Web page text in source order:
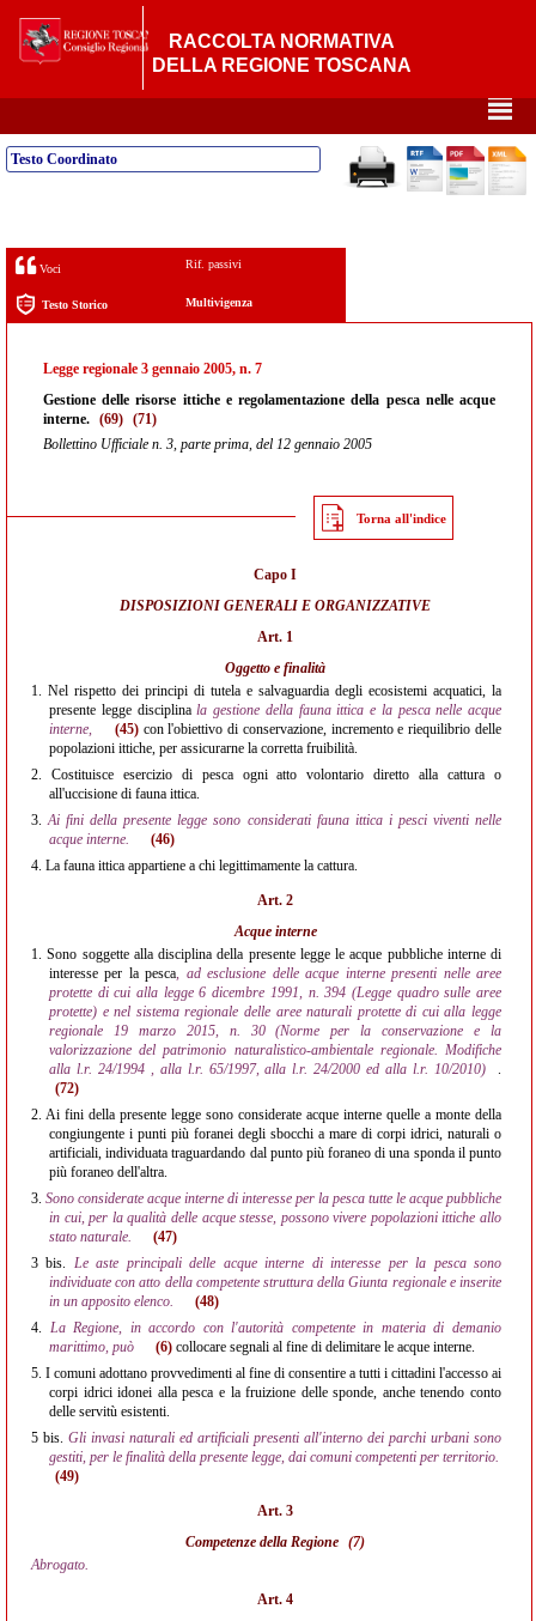
RACCOLTA NORMATIVA
DELLA REGIONE TOSCANA
²
Testo Coordinato
Voci Rif. passivi
Testo Storico Multivigenza
Legge regionale 3 gennaio 2005, n. 7
Gestione delle risorse ittiche e regolamentazione della pesca nelle acque
interne. (69) (71)
Bollettino Ufficiale n. 3, parte prima, del 12 gennaio 2005
Torna all'indice
Capo I
DISPOSIZIONI GENERALI E ORGANIZZATIVE
Art. 1
Oggetto e finalità
1. Nel rispetto dei principi di tutela e salvaguardia degli ecosistemi acquatici, la
presente legge disciplinala gestione della fauna ittica e la pesca nelle acque
interne,
(45)con l'obiettivo di conservazione, incremento e riequilibrio delle
popolazioni ittiche, per assicurarne la corretta fruibilità.
2. Costituisce esercizio di pesca ogni atto volontario diretto alla cattura o
all'uccisione di fauna ittica.
3.Ai fini della presente legge sono considerati fauna ittica i pesci viventi nelle
acque interne.
(46)
4. La fauna ittica appartiene a chi legittimamente la cattura.
Art. 2
Acque interne
1.Sono soggette alla disciplina della presente legge le acque pubbliche interne di
interesse per la pesca, ad esclusione delle acque interne presenti nelle aree
protette di cui alla legge 6 dicembre 1991, n. 394 (Legge quadro sulle aree
protette) e nel sistema regionale delle aree naturali protette di cui alla legge
regionale 19 marzo 2015, n. 30 (Norme per la conservazione e la
valorizzazione del patrimonio naturalistico-ambientale regionale. Modifiche
alla l.r. 24/1994 , alla l.r. 65/1997, alla l.r. 24/2000 ed alla l.r. 10/2010)
.
(72)
2. Ai fini della presente legge sono considerate acque interne quelle a monte della
congiungente i punti più foranei degli sbocchi a mare di corpi idrici, naturali o
artificiali, individuata traguardando dal punto più foraneo di una sponda il punto
più foraneo dell'altra.
3. Sono considerate acque interne di interesse per la pesca tutte le acque pubbliche
in cui, per la qualità delle acque stesse, possono vivere popolazioni ittiche allo
stato naturale.
(47)
3 bis. Le aste principali delle acque interne di interesse per la pesca sono
individuate con atto della competente struttura della Giunta regionale e inserite
in un apposito elenco.
(48)
4. La Regione, in accordo con l'autorità competente in materia di demanio
marittimo, può
(6) collocare segnali al fine di delimitare le acque interne.
5. I comuni adottano provvedimenti al fine di consentire a tutti i cittadini l'accesso ai
corpi idrici idonei alla pesca e la fruizione delle sponde, anche tenendo conto
delle servitù esistenti.
5 bis. Gli invasi naturali ed artificiali presenti all'interno dei parchi urbani sono
gestiti, per le finalità della presente legge, dai comuni competenti per territorio.
(49)
Art. 3
Competenze della Regione (7)
Abrogato.
Art. 4